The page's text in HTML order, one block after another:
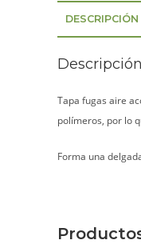
DESCRIPCIÓN
Descripción
Tapa fugas aire
polímeros, por lo
Forma una